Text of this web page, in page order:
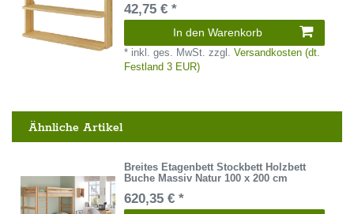
42,75 € *
In den Warenkorb
* inkl. ges. MwSt. zzgl.Versandkosten (dt.
Festland 3 EUR)
Ähnliche Artikel
Breites Etagenbett Stockbett Holzbett
Buche Massiv Natur 100 x 200 cm
620,35 € *